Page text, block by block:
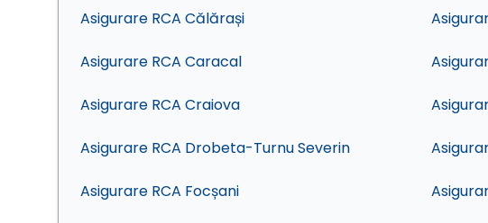
Asigurare RCA Călărași
Asigurare RCA Caracal
Asigurare RCA Craiova
Asigurare RCA Drobeta-Turnu Severin
Asigurare RCA Focșani